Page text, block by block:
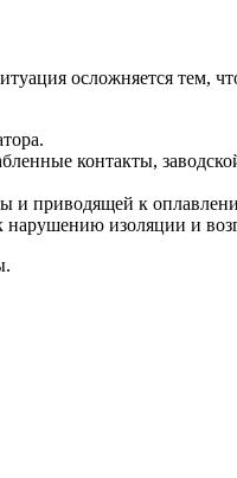
осложняется тем,
контакты,
приводящей к
изоляции и